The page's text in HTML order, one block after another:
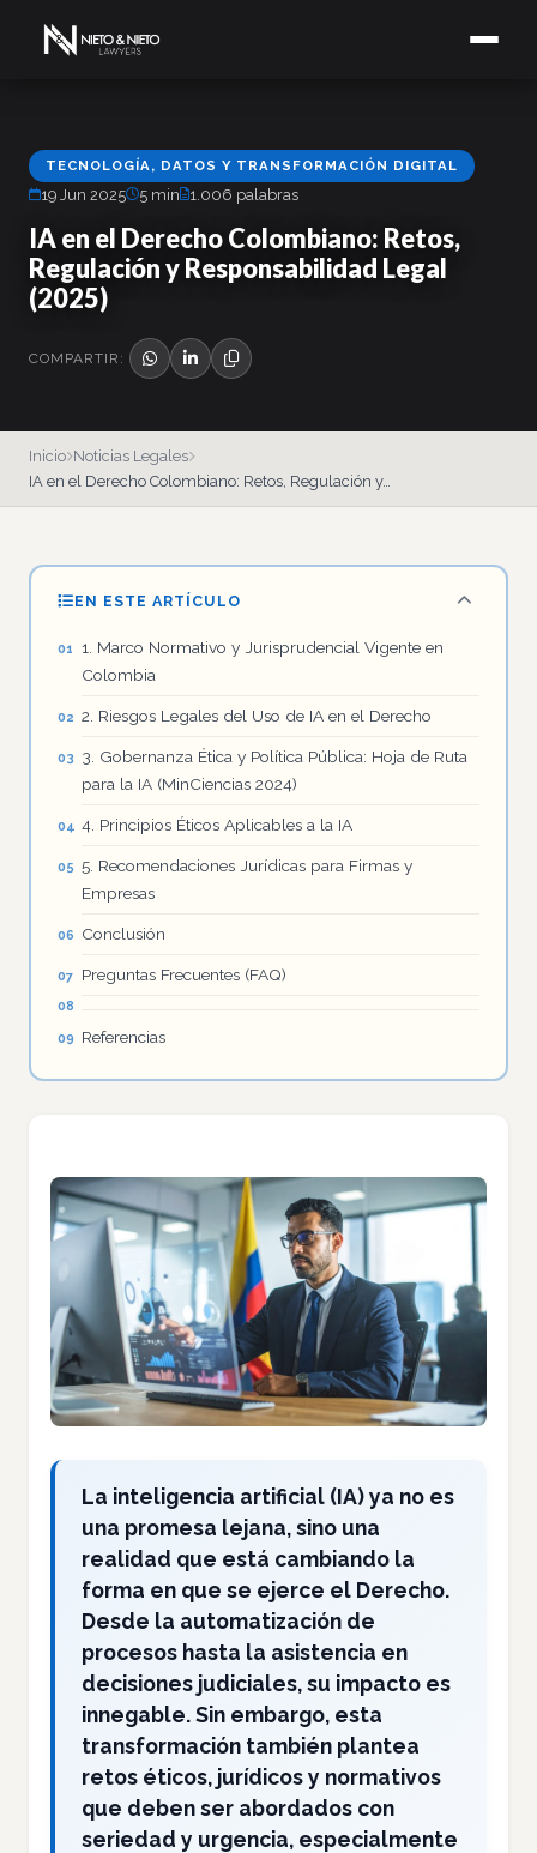
TECNOLOGÍA, DATOS Y TRANSFORMACIÓN DIGITAL
19 Jun 2025 5 min 1.006 palabras
IA en el Derecho Colombiano: Retos,
Regulación y Responsabilidad Legal
(2025)
COMPARTIR:
Inicio Noticias Legales
IA en el Derecho Colombiano: Retos, Regulación y…
EN ESTE ARTÍCULO
1. Marco Normativo y Jurisprudencial Vigente en
Colombia
2. Riesgos Legales del Uso de IA en el Derecho
3. Gobernanza Ética y Política Pública: Hoja de Ruta
para la IA (MinCiencias 2024)
4. Principios Éticos Aplicables a la IA
5. Recomendaciones Jurídicas para Firmas y
Empresas
Conclusión
Preguntas Frecuentes (FAQ)
Referencias
La inteligencia artificial (IA) ya no es
una promesa lejana, sino una
realidad que está cambiando la
forma en que se ejerce el Derecho.
Desde la automatización de
procesos hasta la asistencia en
decisiones judiciales, su impacto es
innegable. Sin embargo, esta
transformación también plantea
retos éticos, jurídicos y normativos
que deben ser abordados con
seriedad y urgencia, especialmente